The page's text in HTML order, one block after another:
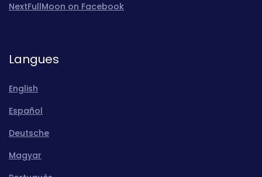
NextFullMoon on Facebook
Langues
English
Español
Deutsche
Magyar